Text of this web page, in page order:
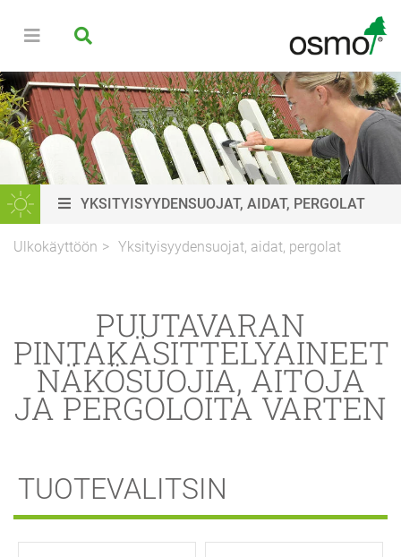
YKSITYISYYDENSUOJAT, AIDAT, PERGOLAT
Ulkokäyttöön Yksityisyydensuojat, aidat, pergolat
PUUTAVARAN
PINTAKÄSITTELYAINEET
NÄKÖSUOJIA, AITOJA
JA PERGOLOITA VARTEN
TUOTEVALITSIN